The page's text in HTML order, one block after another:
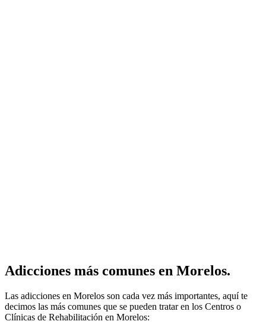
Adicciones más comunes en Morelos.
Las adicciones en Morelos son cada vez más importantes, aquí te
decimos las más comunes que se pueden tratar en los Centros o
Clínicas de Rehabilitación en Morelos: